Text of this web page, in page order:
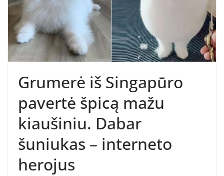
Grumerė iš Singapūro
pavertė špicą mažu
kiaušiniu. Dabar
šuniukas – interneto
herojus